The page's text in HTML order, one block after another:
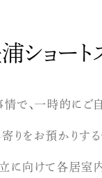
ショート
情で、一時的にご
りをお預かりする
に向けて各居室